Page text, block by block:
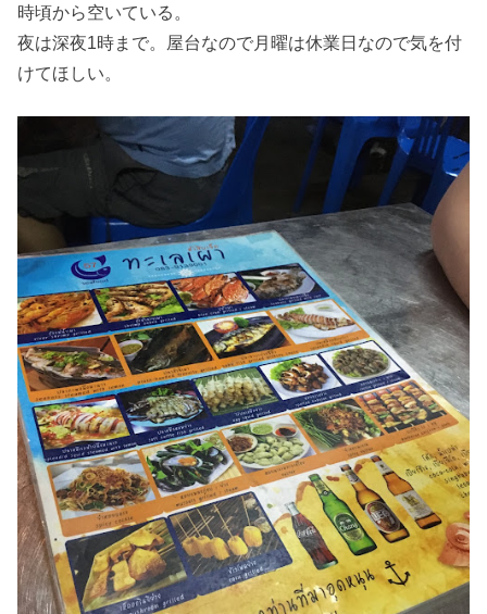
時頃から空いている。
夜は深夜1時まで。屋台なので月曜は休業日なので気を付
けてほしい。